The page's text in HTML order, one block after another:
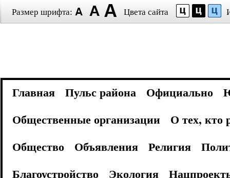
Размер шрифта: Цвета сайта
Главная Пульс района Официально
Общественные организации
О тех, кто
Общество
Объявления Религия
Благоустройство
Экология